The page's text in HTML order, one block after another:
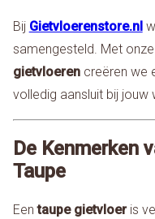
Bij Gietvloerenstore.nl
samengesteld. Met
gietvloerencreëren we
volledig aansluit bij jouw
De Kenmerken
Taupe
Eentaupe gietvloeris